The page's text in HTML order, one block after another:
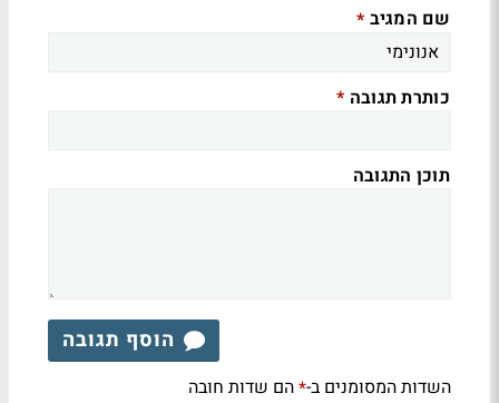
שם המגיב *
כותרת תגובה *
תוכן התגובה
הוסף תגובה
השדות המסומנים ב-*הם שדות חובה